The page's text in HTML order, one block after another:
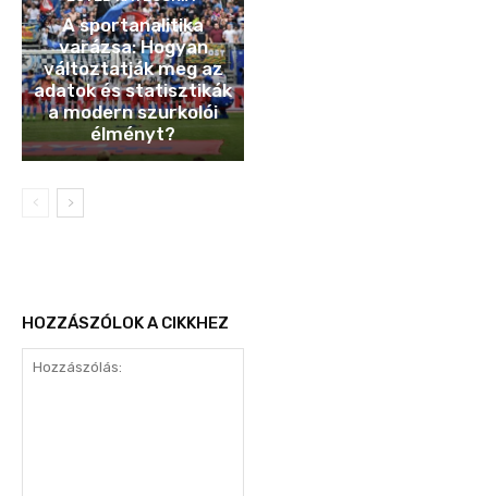
A sportanalitika
varázsa: Hogyan
változtatják meg az
adatok és statisztikák
a modern szurkolói
élményt?
HOZZÁSZÓLOK A CIKKHEZ